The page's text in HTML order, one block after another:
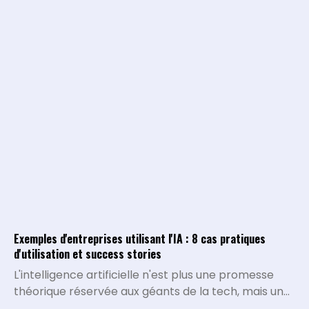
Exemples d'entreprises utilisant l'IA : 8 cas pratiques
d'utilisation et success stories
L'intelligence artificielle n'est plus une promesse
théorique réservée aux géants de la tech, mais une